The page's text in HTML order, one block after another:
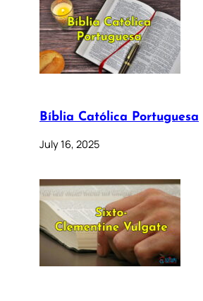
Bíblia Católica Portuguesa
July 16, 2025